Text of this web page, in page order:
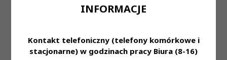
INFORMACJE
Kontakt telefoniczny (telefony komórkowe i
stacjonarne) w godzinach pracy Biura (8-16)